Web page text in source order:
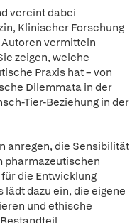
vereint dabei
Klinischer Forschung
vermitteln
zeigen, welche
Praxis hat – von
Dilemmata in der
Tier-Beziehung in der
anregen, die Sensibilität
pharmazeutischen
die Entwicklung
dazu ein, die eigene
und ethische